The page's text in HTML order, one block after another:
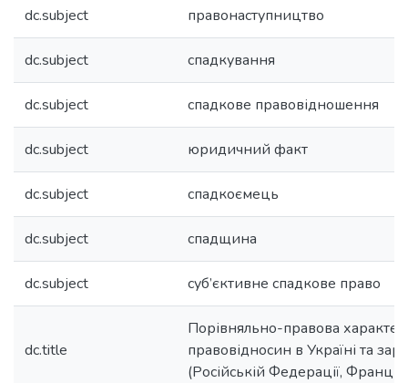
dc.subject правонаступництво
dc.subject спадкування
dc.subject спадкове правовідношення
dc.subject юридичний факт
dc.subject спадкоємець
dc.subject спадщина
dc.subject суб’єктивне спадкове право
dc.title
Порівняльно-правова
правовідносин в Україні та
(Російській Федерації,